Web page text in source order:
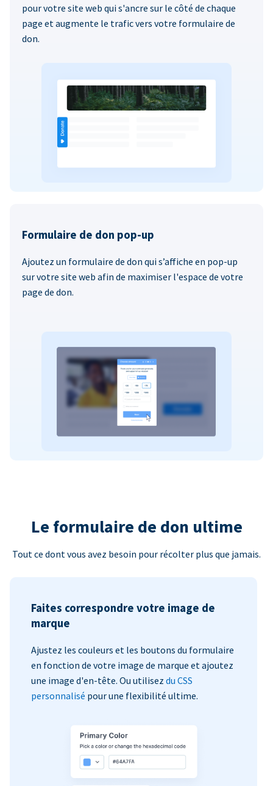
pour votre site web qui s'ancre sur le côté de chaque
page et augmente le trafic vers votre formulaire de
don.
Formulaire de don pop-up
Ajoutez un formulaire de don qui s’affiche en pop-up
sur votre site web afin de maximiser l'espace de votre
page de don.
Le formulaire de don ultime
Tout ce dont vous avez besoin pour récolter plus que jamais.
Faites correspondre votre image de
marque
Ajustez les couleurs et les boutons du formulaire
en fonction de votre image de marque et ajoutez
une image d'en-tête. Ou utilisez du CSS
personnalisé pour une flexibilité ultime.